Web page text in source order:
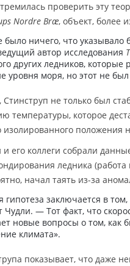
проверить эту
Nordre Bræ, объект, более
было ничего, что
автор исследования
других ледников, которые
уровня моря, но этот не
не только был
температуры, которое
изолированного положения
и его коллеги собрали
ледника
начал таять из-за
заключается в
— Тот факт, что
новые вопросы о том, как
климата».
показывает, что даже